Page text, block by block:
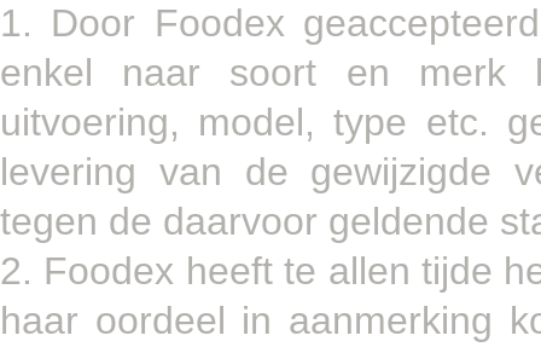
1. Door Foodex
enkel naar soort en merk
uitvoering, model, type etc.
levering van de gewijzigde
tegen de daarvoor geldende
2. Foodex heeft te allen tijde
haar oordeel in aanmerking